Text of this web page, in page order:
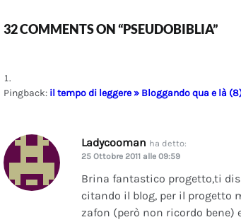
32 COMMENTS ON “PSEUDOBIBLIA”
Pingback: il tempo di leggere » Bloggando qua e là
Ladycooman ha detto:
25 Ottobre 2011 alle 09:59
Brina fantastico progetto,ti
citando il blog, per il progetto
zafon (però non ricordo bene)